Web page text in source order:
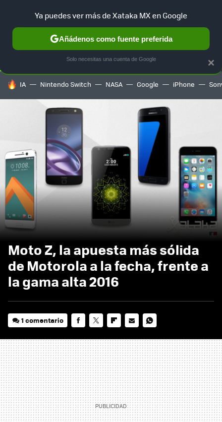
SELECCIÓN GAMING HOME AUTO TERRITORIO
HOY SE HABLA DE
IA Nintendo Switch NASA Google iPhone
Moto Z, la apuesta más sólida
de Motorola a la fecha, frente a
la gama alta 2016
1 comentario
MAIL
×
Ya puedes ver más de Xataka MX en Google
Añádenos como fuente preferida
Solo necesitas una cuenta de Google